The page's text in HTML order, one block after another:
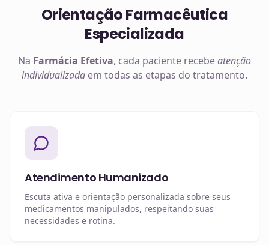
Orientação Farmacêutica
Especializada
Na Farmácia Efetiva, cada paciente recebeatenção
individualizada em todas as etapas do tratamento.
Atendimento Humanizado
Escuta ativa e orientação personalizada sobre seus
medicamentos manipulados, respeitando suas
necessidades e rotina.